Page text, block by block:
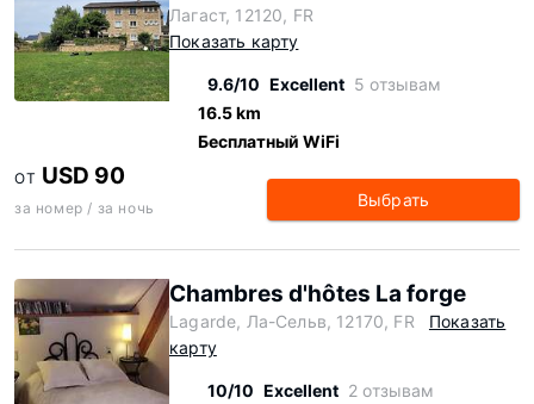
Лагаст, 12120, FR
Показать карту
9.6/10 Excellent 5 отзывам
16.5 km
Бесплатный WiFi
ОТ USD 90
за номер / за ночь Выбрать
Chambres d'hôtes La forge
Lagarde, Ла-Сельв, 12170, FR
Показать
карту
10/10 Excellent 2 отзывам